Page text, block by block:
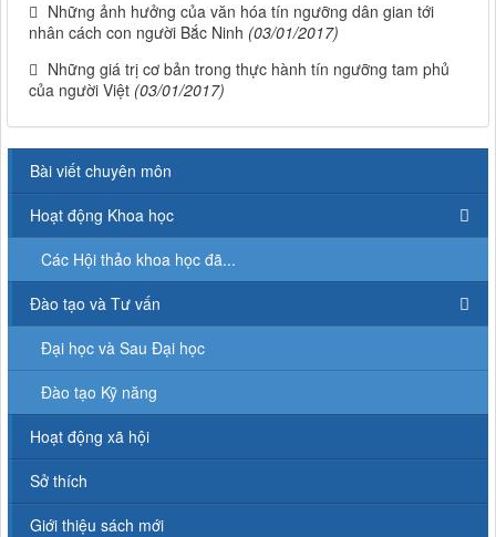
Những ảnh hưởng của văn hóa tín ngưỡng dân gian tới
nhân cách con người Bắc Ninh (03/01/2017)
Những giá trị cơ bản trong thực hành tín ngưỡng tam phủ
của người Việt (03/01/2017)
Bài viết chuyên môn
Hoạt động Khoa học
Các Hội thảo khoa học đã...
Đào tạo và Tư vấn
Đại học và Sau Đại học
Đào tạo Kỹ năng
Hoạt động xã hội
Sở thích
Giới thiệu sách mới